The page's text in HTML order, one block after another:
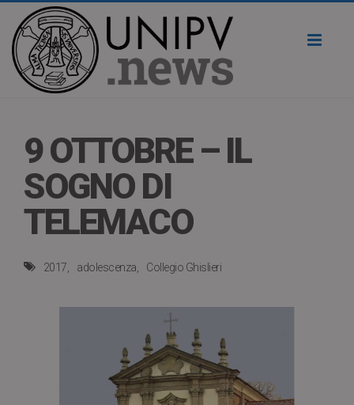
9 OTTOBRE – IL
SOGNO DI
TELEMACO
2017 adolescenza Collegio Ghislieri